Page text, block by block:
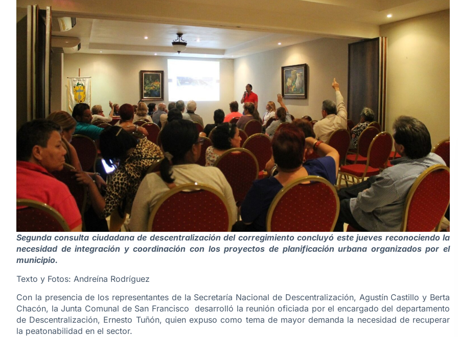
Segunda consulta ciudadana de descentralización del corregimiento concluyó este jueves reconociendo la
necesidad de integración y coordinación con los proyectos de planificación urbana organizados por el
municipio.
Texto y Fotos: Andreína Rodríguez
Con la presencia de los representantes de la Secretaría Nacional de Descentralización, Agustín Castillo y Berta
Chacón, la Junta Comunal de San Francisco desarrolló la reunión oficiada por el encargado del departamento
de Descentralización, Ernesto Tuñón, quien expuso como tema de mayor demanda la necesidad de recuperar
la peatonabilidad en el sector.